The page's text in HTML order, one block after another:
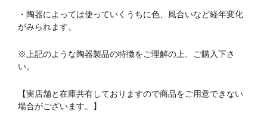
・陶器によっては使っていくうちに色、風合いなど経年変化
がみられます。
※上記のような陶器製品の特徴をご理解の上、ご購入下さ
い。
【実店舗と在庫共有しておりますので商品をご用意できない
場合がございます。】